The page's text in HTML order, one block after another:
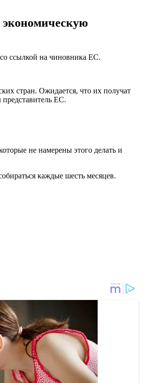
со ссылкой на чиновника ЕС.
стран. Ожидается, что их получат
ЕС.
не намерены этого делать и
каждые шесть месяцев.